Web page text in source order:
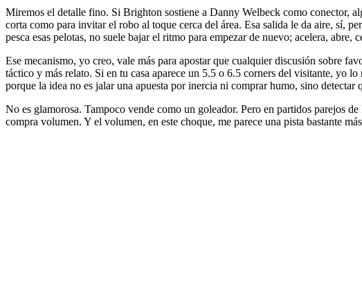
Miremos el detalle fino. Si Brighton sostiene a Danny Welbeck como conector,
corta como para invitar el robo al toque cerca del área. Esa salida le da aire, sí,
pesca esas pelotas, no suele bajar el ritmo para empezar de nuevo; acelera, abre,
Ese mecanismo, yo creo, vale más para apostar que cualquier discusión sobre
táctico y más relato. Si en tu casa aparece un 5.5 o 6.5 corners del visitante, yo
porque la idea no es jalar una apuesta por inercia ni comprar humo, sino
No es glamorosa. Tampoco vende como un goleador. Pero en partidos parejos
compra volumen. Y el volumen, en este choque, me parece una pista bastante